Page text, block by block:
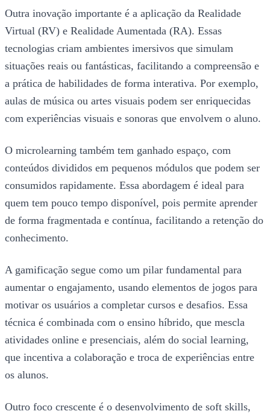
Outra inovação importante é a aplicação da Realidade
Virtual (RV) e Realidade Aumentada (RA). Essas
tecnologias criam ambientes imersivos que simulam
situações reais ou fantásticas, facilitando a compreensão e
a prática de habilidades de forma interativa. Por exemplo,
aulas de música ou artes visuais podem ser enriquecidas
com experiências visuais e sonoras que envolvem o aluno.
O microlearning também tem ganhado espaço, com
conteúdos divididos em pequenos módulos que podem ser
consumidos rapidamente. Essa abordagem é ideal para
quem tem pouco tempo disponível, pois permite aprender
de forma fragmentada e contínua, facilitando a retenção do
conhecimento.
A gamificação segue como um pilar fundamental para
aumentar o engajamento, usando elementos de jogos para
motivar os usuários a completar cursos e desafios. Essa
técnica é combinada com o ensino híbrido, que mescla
atividades online e presenciais, além do social learning,
que incentiva a colaboração e troca de experiências entre
os alunos.
Outro foco crescente é o desenvolvimento de soft skills,